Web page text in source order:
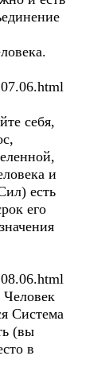
себя,
и
есть
его
Система
(вы
в